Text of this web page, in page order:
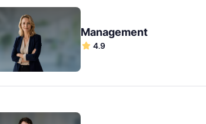
Management
4.9